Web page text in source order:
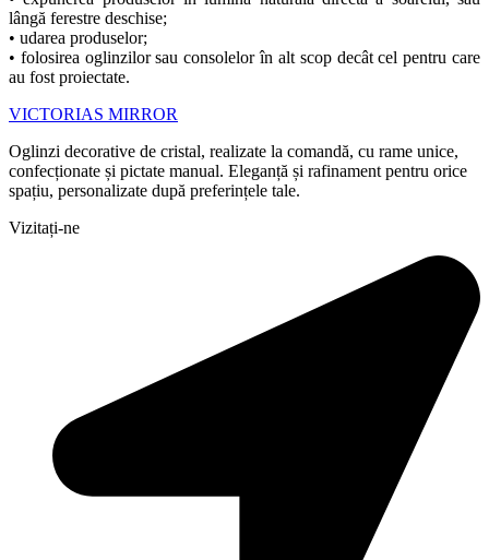
lângă ferestre deschise;
• udarea produselor;
• folosirea oglinzilor sau consolelor în alt scop decât cel pentru care
au fost proiectate.
VICTORIAS MIRROR
Oglinzi decorative de cristal, realizate la comandă, cu rame unice,
confecționate și pictate manual. Eleganță și rafinament pentru orice
spațiu, personalizate după preferințele tale.
Vizitați-ne